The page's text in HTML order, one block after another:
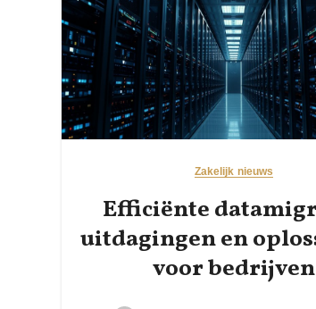
Zakelijk nieuws
Efficiënte
uitdagingen en
voor bedrijven